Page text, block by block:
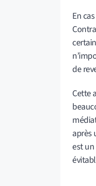
En
de
Cette
après
est